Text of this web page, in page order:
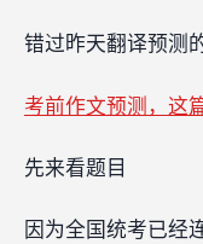
错过昨天翻译预测
考前作文预测，这
先来看题目‍‍‍
因为全国统考已经